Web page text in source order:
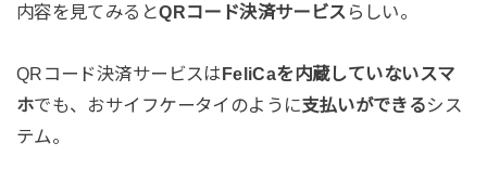
内容を見てみるとQRコード決済サービス らしい。
QRコード決済サービスは FeliCaを内蔵していないスマ
ホでも、おサイフケータイのように支払いができるシス
テム。